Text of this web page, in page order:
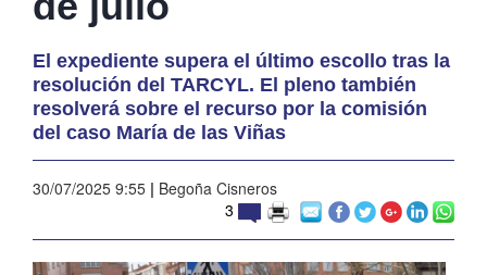
El expediente supera el último escollo tras la
resolución del TARCYL. El pleno también
resolverá sobre el recurso por la comisión
del caso María de las Viñas
30/07/2025 9:55 | Begoña Cisneros
3